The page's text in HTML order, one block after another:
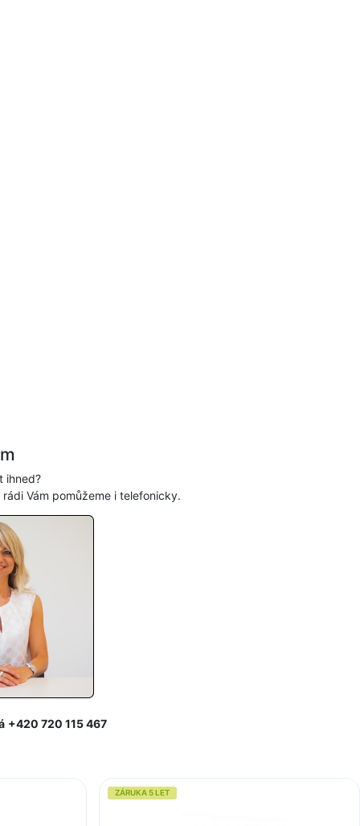
ihned?
Vám pomůžeme i telefonicky.
+420 720 115 467
ZÁRUKA 5 LET